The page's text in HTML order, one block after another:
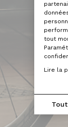
tout
Lire la